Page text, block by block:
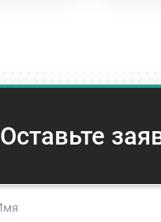
Оставьте